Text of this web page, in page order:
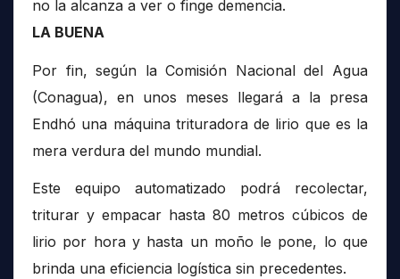
no la alcanza a ver o finge demencia.
LA BUENA
Por fin, según la Comisión Nacional del Agua
(Conagua), en unos meses llegará a la presa
Endhó una máquina trituradora de lirio que es la
mera verdura del mundo mundial.
Este equipo automatizado podrá recolectar,
triturar y empacar hasta 80 metros cúbicos de
lirio por hora y hasta un moño le pone, lo que
brinda una eficiencia logística sin precedentes.